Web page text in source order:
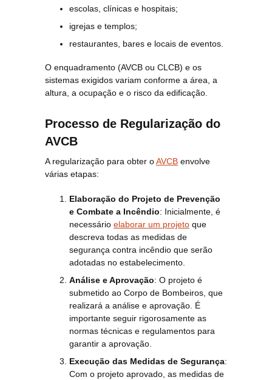
escolas, clínicas e hospitais;
igrejas e templos;
restaurantes, bares e locais de eventos.
O enquadramento (AVCB ou CLCB) e os
sistemas exigidos variam conforme a área, a
altura, a ocupação e o risco da edificação.
Processo de Regularização do
AVCB
A regularização para obter oAVCB envolve
várias etapas:
Elaboração do Projeto de Prevenção
e Combate a Incêndio: Inicialmente, é
necessário elaborar um projeto que
descreva todas as medidas de
segurança contra incêndio que serão
adotadas no estabelecimento.
Análise e Aprovação: O projeto é
submetido ao Corpo de Bombeiros, que
realizará a análise e aprovação. É
importante seguir rigorosamente as
normas técnicas e regulamentos para
garantir a aprovação.
Execução das Medidas de Segurança:
Com o projeto aprovado, as medidas de